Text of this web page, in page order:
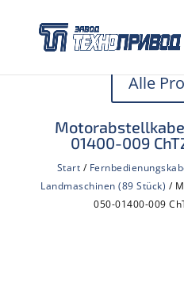
Alle
01400-009
Start /
Landmaschinen (89 Stück) /
050-01400-009